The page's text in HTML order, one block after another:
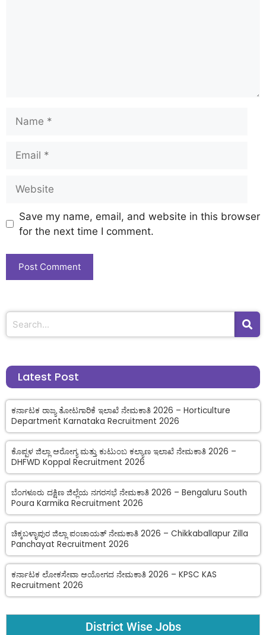
Save my name, email, and website in this browser
for the next time I comment.
Latest Post
ಕರ್ನಾಟಕ ರಾಜ್ಯ ತೋಟಗಾರಿಕೆ ಇಲಾಖೆ ನೇಮಕಾತಿ 2026 – Horticulture
Department Karnataka Recruitment 2026
ಕೊಪ್ಪಳ ಜಿಲ್ಲಾ ಆರೋಗ್ಯ ಮತ್ತು ಕುಟುಂಬ ಕಲ್ಯಾಣ ಇಲಾಖೆ ನೇಮಕಾತಿ 2026 –
DHFWD Koppal Recruitment 2026
ಬೆಂಗಳೂರು ದಕ್ಷಿಣ ಜಿಲ್ಲೆಯ ನಗರಸಭೆ ನೇಮಕಾತಿ 2026 – Bengaluru South
Poura Karmika Recruitment 2026
ಚಿಕ್ಕಬಳ್ಳಾಪುರ ಜಿಲ್ಲಾ ಪಂಚಾಯತ್ ನೇಮಕಾತಿ 2026 – Chikkaballapur Zilla
Panchayat Recruitment 2026
ಕರ್ನಾಟಕ ಲೋಕಸೇವಾ ಆಯೋಗದ ನೇಮಕಾತಿ 2026 – KPSC KAS
Recruitment 2026
District Wise Jobs